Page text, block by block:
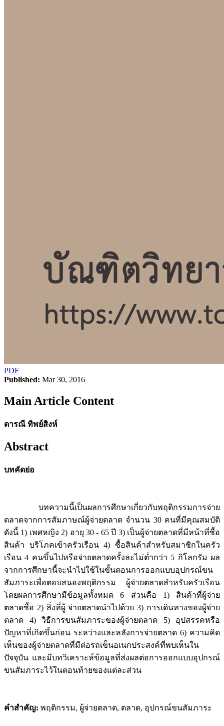
PDF
Published: Mar 30, 2016
Main Article Content
ดารณี ทิพย์สิงห์
Abstract
บทคัดย่อ
บทความนี้เป็นผลการศึกษาเกี่ยวกับพฤติกรรมการจ่าย
ตลาดจากการสัมภาษณ์ผู้จ่ายตลาด จำนวน 30 คนที่มีคุณสมบัติ
ดังนี้ 1) เพศหญิง 2) อายุ 30 - 65 ปี 3) เป็นผู้จ่ายตลาดที่มีหน้าที่ซื้อ
สินค้า บริโภคเข้าครัวเรือน 4) ซื้อสินค้าสำหรับสมาชิกในครัว
เรือน 4 คนขึ้นไปหรือจ่ายตลาดครั้งละไม่ต่ำกว่า 5 กิโลกรัม ผล
จากการศึกษานี้จะนำไปใช้ในขั้นตอนการออกแบบอุปกรณ์ขน
สัมภาระเพื่อตอบสนองพฤติกรรม ผู้จ่ายตลาดสำหรับครัวเรือน
โดยผลการศึกษามีข้อมูลทั้งหมด 6 ส่วนคือ 1) สินค้าที่ผู้จ่าย
ตลาดซื้อ 2) สิ่งที่ผู้ จ่ายตลาดนำไปด้วย 3) การเดินทางของผู้จ่าย
ตลาด 4) วิธีการขนสัมภาระของผู้จ่ายตลาด 5) อุปสรรคหรือ
ปัญหาที่เกิดขึ้นก่อน ระหว่างและหลังการจ่ายตลาด 6) ความคิด
เห็นของผู้จ่ายตลาดที่มีต่อรถเข็นอเนกประสงค์ที่พบเห็นใน
ปัจจุบัน และมีบทวิเคราะห์ข้อมูลที่ส่งผลต่อการออกแบบอุปกรณ์
ขนสัมภาระไว้ในตอนท้ายของแต่ละส่วน
คำสำคัญ: พฤติกรรม, ผู้จ่ายตลาด, ตลาด, อุปกรณ์ขนสัมภาระ